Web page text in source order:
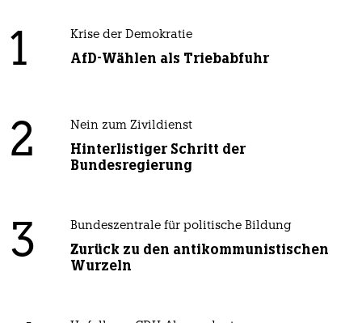
1 Krise der Demokratie
AfD-Wählen als Triebabfuhr
2 Nein zum Zivildienst
Hinterlistiger Schritt der
Bundesregierung
3 Bundeszentrale für politische Bildung
Zurück zu den antikommunistischen
Wurzeln